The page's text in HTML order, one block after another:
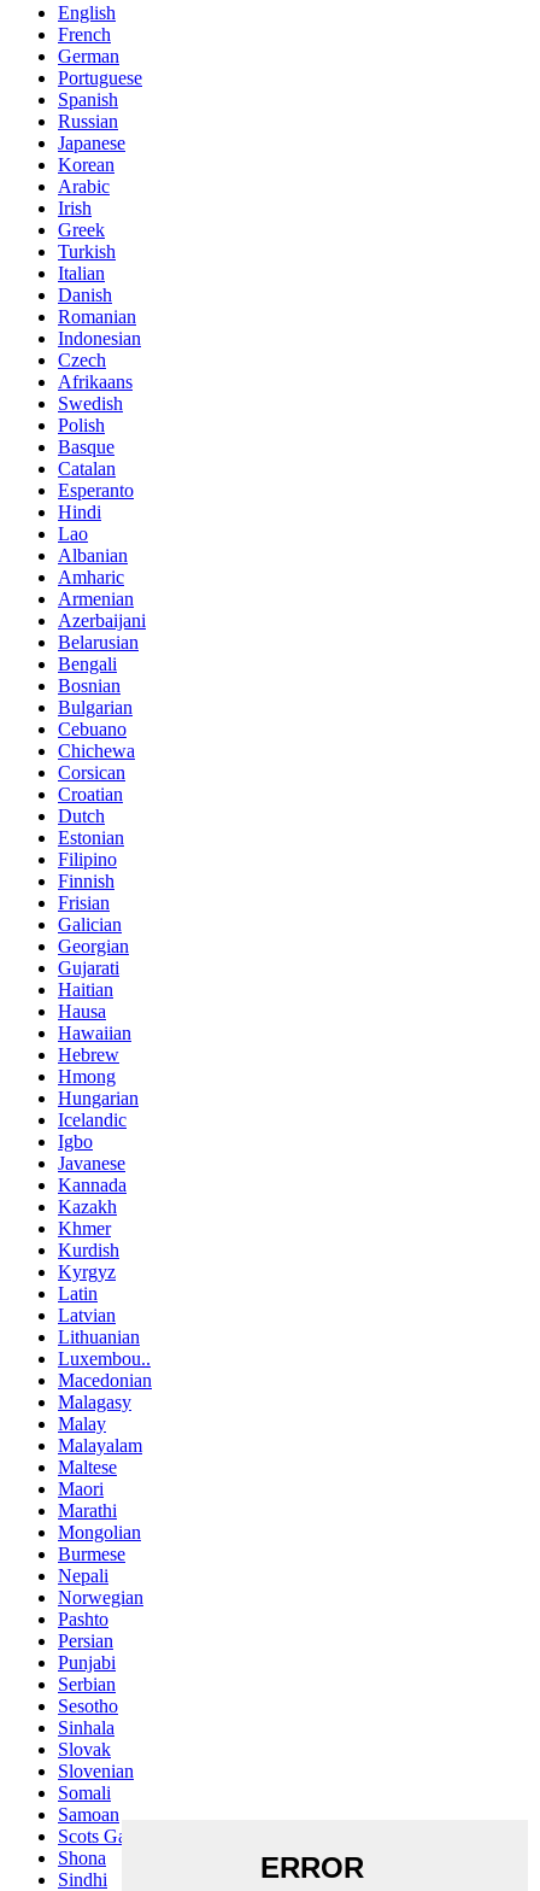
English
French
German
Portuguese
Spanish
Russian
Japanese
Korean
Arabic
Irish
Greek
Turkish
Italian
Danish
Romanian
Indonesian
Czech
Afrikaans
Swedish
Polish
Basque
Catalan
Esperanto
Hindi
Lao
Albanian
Amharic
Armenian
Azerbaijani
Belarusian
Bengali
Bosnian
Bulgarian
Cebuano
Chichewa
Corsican
Croatian
Dutch
Estonian
Filipino
Finnish
Frisian
Galician
Georgian
Gujarati
Haitian
Hausa
Hawaiian
Hebrew
Hmong
Hungarian
Icelandic
Igbo
Javanese
Kannada
Kazakh
Khmer
Kurdish
Kyrgyz
Latin
Latvian
Lithuanian
Luxembou..
Macedonian
Malagasy
Malay
Malayalam
Maltese
Maori
Marathi
Mongolian
Burmese
Nepali
Norwegian
Pashto
Persian
Punjabi
Serbian
Sesotho
Sinhala
Slovak
Slovenian
Somali
Samoan
Scots Gaelic
Shona
Sindhi